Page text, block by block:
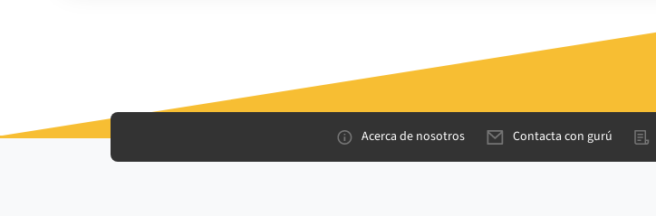
Acerca de nosotros Contacta con gurú